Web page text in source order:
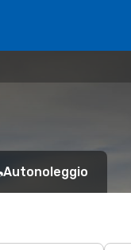
Autonoleggio